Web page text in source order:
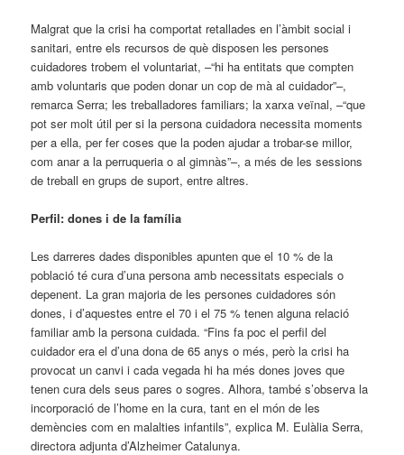
Malgrat que la crisi ha comportat retallades en l’àmbit social i
sanitari, entre els recursos de què disposen les persones
cuidadores trobem el voluntariat, –“hi ha entitats que compten
amb voluntaris que poden donar un cop de mà al cuidador”–,
remarca Serra; les treballadores familiars; la xarxa veïnal, –“que
pot ser molt útil per si la persona cuidadora necessita moments
per a ella, per fer coses que la poden ajudar a trobar-se millor,
com anar a la perruqueria o al gimnàs”–, a més de les sessions
de treball en grups de suport, entre altres.
Perfil: dones i de la família
Les darreres dades disponibles apunten que el 10 % de la
població té cura d’una persona amb necessitats especials o
depenent. La gran majoria de les persones cuidadores són
dones, i d’aquestes entre el 70 i el 75 % tenen alguna relació
familiar amb la persona cuidada. “Fins fa poc el perfil del
cuidador era el d’una dona de 65 anys o més, però la crisi ha
provocat un canvi i cada vegada hi ha més dones joves que
tenen cura dels seus pares o sogres. Alhora, també s’observa la
incorporació de l’home en la cura, tant en el món de les
demències com en malalties infantils”, explica M. Eulàlia Serra,
directora adjunta d’Alzheimer Catalunya.